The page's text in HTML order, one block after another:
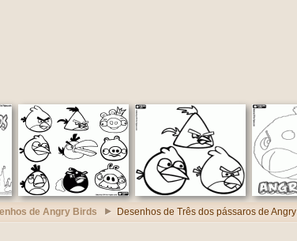
de Angry Birds Desenhos de Três dos pássaros de Angry